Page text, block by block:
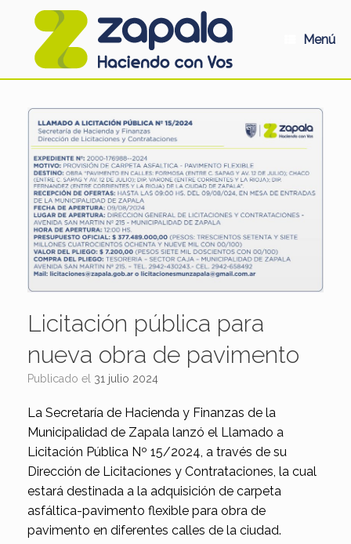
Menú
Licitación pública para
nueva obra de pavimento
Publicado el 31 julio 2024
La Secretaría de Hacienda y Finanzas de la
Municipalidad de Zapala lanzó el Llamado a
Licitación Pública Nº 15/2024, a través de su
Dirección de Licitaciones y Contrataciones, la cual
estará destinada a la adquisición de carpeta
asfáltica-pavimento flexible para obra de
pavimento en diferentes calles de la ciudad.